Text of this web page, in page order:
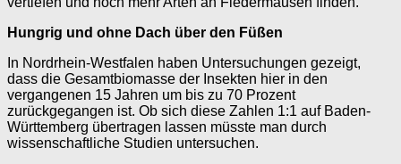
Hungrig und ohne Dach über den Füßen
In Nordrhein-Westfalen haben Untersuchungen gezeigt,
dass die Gesamtbiomasse der Insekten hier in den
vergangenen 15 Jahren um bis zu 70 Prozent
zurückgegangen ist. Ob sich diese Zahlen 1:1 auf Baden-
Württemberg übertragen lassen müsste man durch
wissenschaftliche Studien untersuchen.